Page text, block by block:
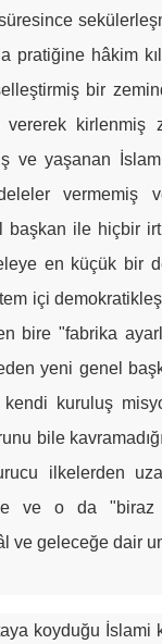
pratiğine hâkim
bir
kirlenmiş
ve yaşanan
vermemiş
başkan ile hiçbir
en küçük bir
içi
bire "fabrika
yeni genel
kuruluş
bile
ilkelerden
ve o da "biraz
geleceğe dair
koyduğu İslami